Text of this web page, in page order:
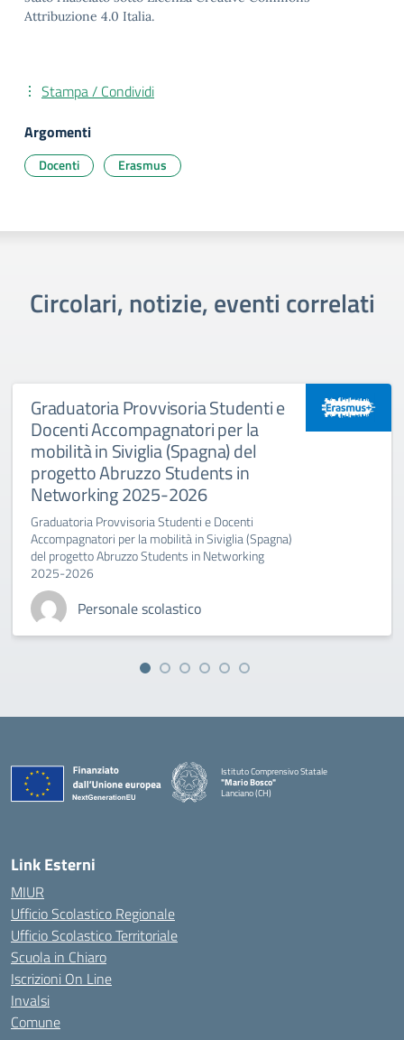
Attribuzione 4.0 Italia.
Stampa / Condividi
Argomenti
Docenti Erasmus
Circolari, notizie, eventi correlati
Graduatoria Provvisoria Studenti e
Docenti Accompagnatori per la
mobilità in Siviglia (Spagna) del
progetto Abruzzo Students in
Networking 2025-2026
Graduatoria Provvisoria Studenti e Docenti
Accompagnatori per la mobilità in Siviglia (Spagna)
del progetto Abruzzo Students in Networking
2025-2026
Personale scolastico
Istituto Comprensivo Statale
"Mario Bosco"
Lanciano (CH)
Link Esterni
MIUR
Ufficio Scolastico Regionale
Ufficio Scolastico Territoriale
Scuola in Chiaro
Iscrizioni On Line
Invalsi
Comune